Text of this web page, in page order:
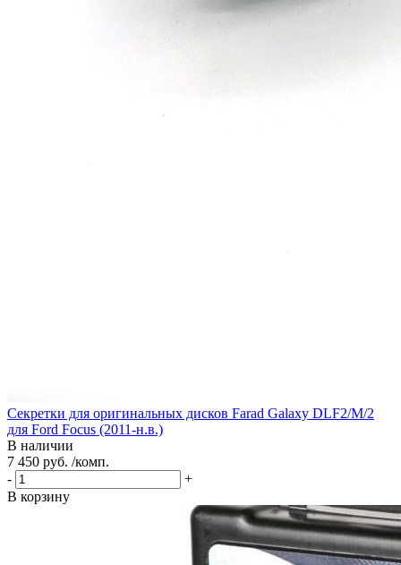
Секретки для оригинальных дисков Farad Galaxy DLF2/M/2
для Ford Focus (2011-н.в.)
В наличии
7 450 руб. /комп.
-
+
В корзину